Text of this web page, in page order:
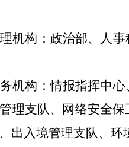
机构： 政治部、人
机构：情报指挥中
理支队、网络安全
出入境管理支队、